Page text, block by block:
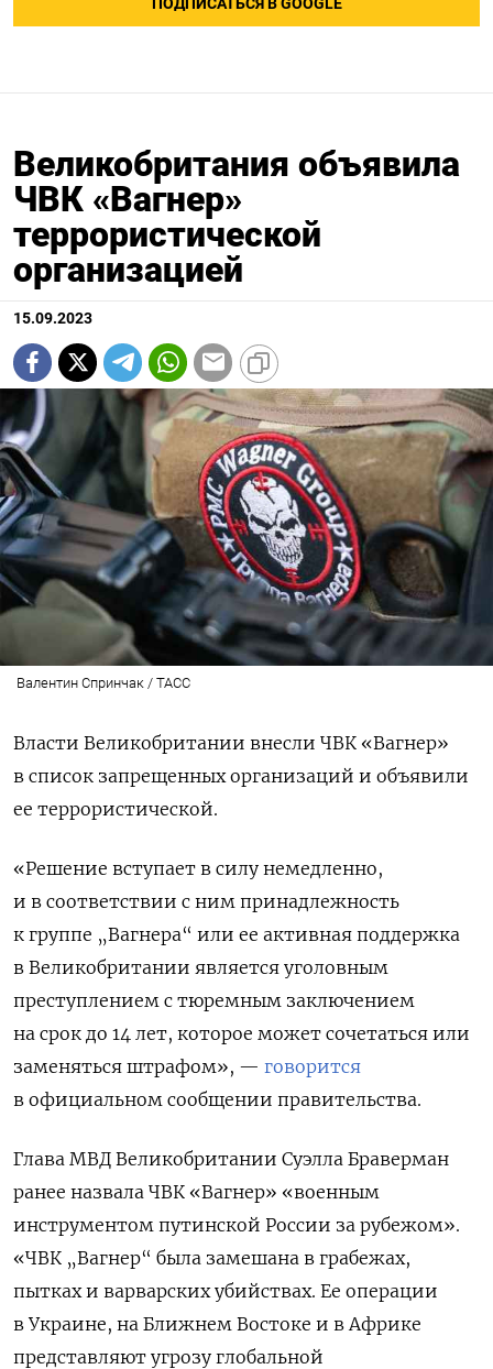
Великобритания объявила
ЧВК «Вагнер»
террористической
организацией
15.09.2023
Валентин Спринчак / ТАСС
Власти Великобритании внесли ЧВК «Вагнер»
в список запрещенных организаций и объявили
ее террористической.
«Решение вступает в силу немедленно,
и в соответствии с ним принадлежность
к группе „Вагнера“ или ее активная поддержка
в Великобритании является уголовным
преступлением с тюремным заключением
на срок до 14 лет, которое может сочетаться или
заменяться штрафом», — говорится
в официальном сообщении правительства.
Глава МВД Великобритании Суэлла Браверман
ранее назвала ЧВК «Вагнер» «военным
инструментом путинской России за рубежом».
«ЧВК „Вагнер“ была замешана в грабежах,
пытках и варварских убийствах. Ее операции
в Украине, на Ближнем Востоке и в Африке
представляют угрозу глобальной